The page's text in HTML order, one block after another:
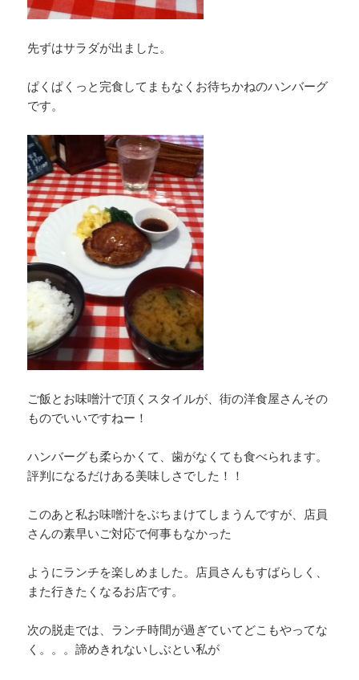
先ずはサラダが出ました。
ぱくぱくっと完食してまもなくお待ちかねのハンバーグ
です。
ご飯とお味噌汁で頂くスタイルが、街の洋食屋さんその
ものでいいですねー！
ハンバーグも柔らかくて、歯がなくても食べられます。
評判になるだけある美味しさでした！！
このあと私お味噌汁をぶちまけてしまうんですが、店員
さんの素早いご対応で何事もなかった
ようにランチを楽しめました。店員さんもすばらしく、
また行きたくなるお店です。
次の脱走では、ランチ時間が過ぎていてどこもやってな
く。。。諦めきれないしぶとい私が